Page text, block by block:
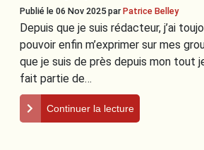
Publié le 06 Nov 2025parPatrice Belley
Depuis que je suis rédacteur, j’ai
pouvoir enfin m’exprimer sur mes
que je suis de près depuis mon tout
fait partie de…
Continuer la lecture